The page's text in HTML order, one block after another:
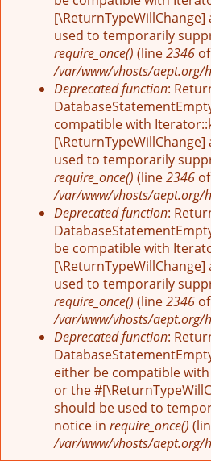
used to temporarily
require_once() (line2346 of
/var/www/vhosts/aept.org/
Deprecated function:
compatible with
used to temporarily
require_once() (line2346 of
/var/www/vhosts/aept.org/
Deprecated function:
be compatible with
used to temporarily
require_once() (line2346 of
/var/www/vhosts/aept.org/
Deprecated function:
either be compatible
or the
should be used to
notice in require_once()
/var/www/vhosts/aept.org/